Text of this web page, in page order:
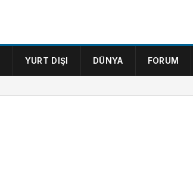
YURT DIŞI DÜNYA FORUM